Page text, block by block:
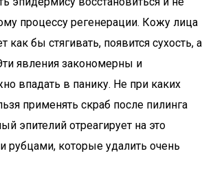
процессу регенерации. Кожу лица
как бы стягивать, появится сухость, а
явления закономерны и
впадать в панику. Не при каких
применять скраб после пилинга
эпителий отреагирует на это
рубцами, которые удалить очень